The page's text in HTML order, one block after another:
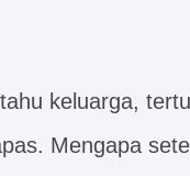
keluarga,
Mengapa